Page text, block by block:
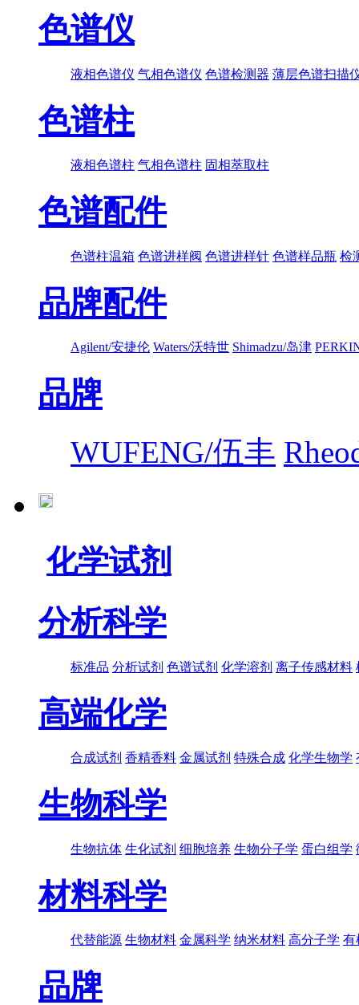
色谱仪
液相色谱仪 气相色谱仪 色谱检测器 薄层色谱扫描
色谱柱
液相色谱柱 气相色谱柱 固相萃取柱
色谱配件
色谱柱温箱 色谱进样阀 色谱进样针 色谱样品瓶 检
品牌配件
Agilent/安捷伦 Waters/沃特世 Shimadzu/岛津
品牌
WUFENG/伍丰
化学试剂
分析科学
标准品 分析试剂 色谱试剂 化学溶剂 离子传感材料
高端化学
合成试剂 香精香料 金属试剂 特殊合成 化学生物学
生物科学
生物抗体 生化试剂 细胞培养 生物分子学 蛋白组学
材料科学
代替能源 生物材料 金属科学 纳米材料 高分子学 有
品牌